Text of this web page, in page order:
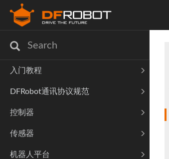
入门教程
DFRobot通讯协议规范
控制器
传感器
机器人平台